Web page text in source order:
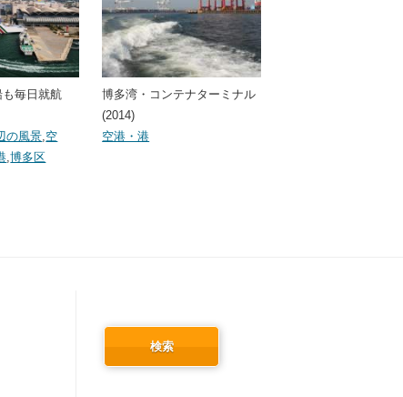
毎日就航
の風景 空
,博多区
博多湾・コンテナターミナル
(2014)
空港・港
検索